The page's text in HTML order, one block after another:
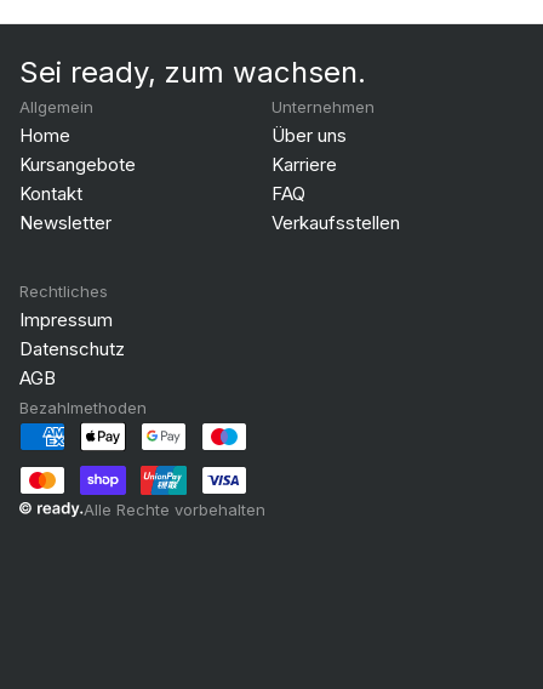
Sei ready, zum wachsen.
Allgemein
Home
Kursangebote
Kontakt
Newsletter
Unternehmen
Über uns
Karriere
FAQ
Verkaufsstellen
Rechtliches
Impressum
Datenschutz
AGB
Bezahlmethoden
Alle Rechte vorbehalten